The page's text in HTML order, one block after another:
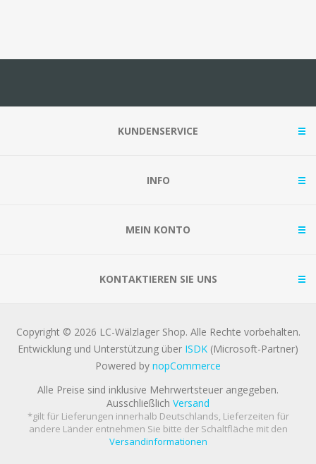
KUNDENSERVICE
INFO
MEIN KONTO
KONTAKTIEREN SIE UNS
Copyright © 2026 LC-Wälzlager Shop. Alle Rechte vorbehalten.
Entwicklung und Unterstützung über ISDK (Microsoft-Partner)
Powered by nopCommerce
Alle Preise sind inklusive Mehrwertsteuer angegeben.
Ausschließlich Versand
*gilt für Lieferungen innerhalb Deutschlands, Lieferzeiten für
andere Länder entnehmen Sie bitte der Schaltfläche mit den
Versandinformationen